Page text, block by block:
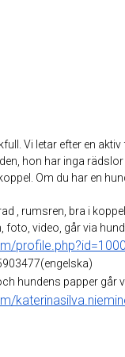
Vi letar efter en
hon har inga
Om du har en
, rumsren, bra i
foto, video, går via
hundens papper går